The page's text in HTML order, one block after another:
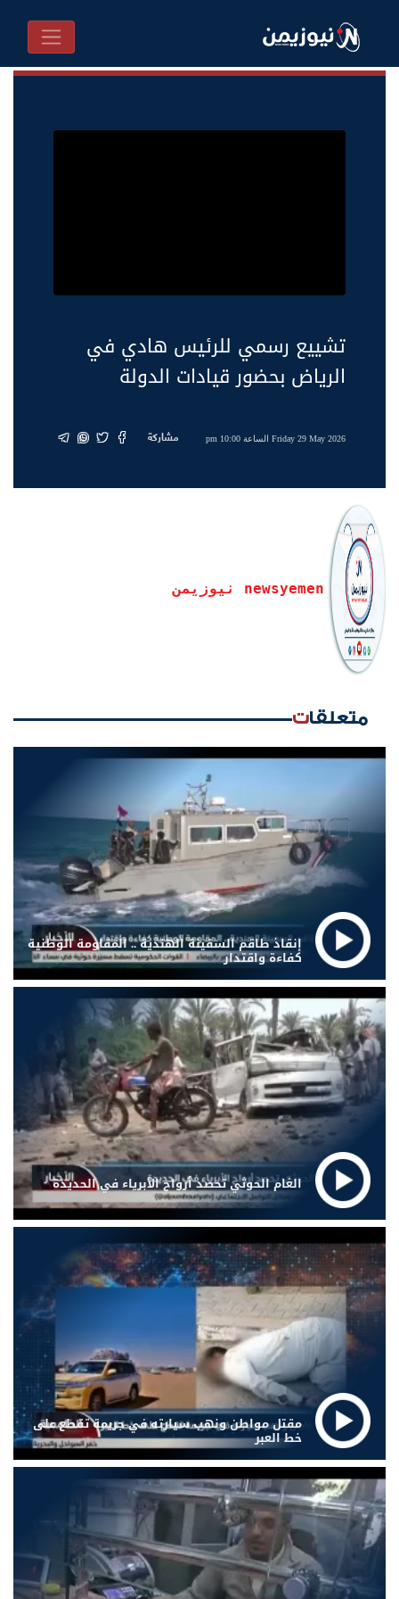
تشييع رسمي للرئيس هادي في
الرياض بحضور قيادات الدولة
Friday 29 May 2026 الساعة 10:00 pm مشاركة
newsyemen نيوزيمن
متعلقات
إنقاذ طاقم السفينة الهندية .. المقاومة الوطنية
كفاءة واقتدار
الغام الحوثي تحصد أرواح الأبرياء في الحديدة
مقتل مواطن ونهب سيارته في جريمة تقطع على
خط العبر